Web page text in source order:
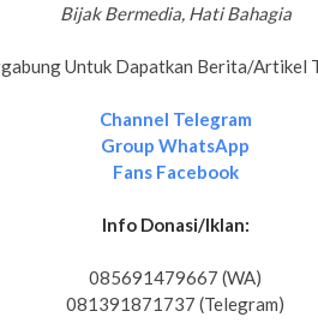
Bijak Bermedia, Hati Bahagia
Untuk Dapatkan Berita/Artikel
Channel Telegram
Group WhatsApp
Fans Facebook
Info Donasi/Iklan:
085691479667 (WA)
081391871737 (Telegram)